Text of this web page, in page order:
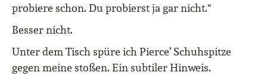
probiere schon. Du probierst ja gar nicht.“
Besser nicht.
Unter dem Tisch spüre ich Pierce’ Schuhspitze
gegen meine stoßen. Ein subtiler Hinweis.